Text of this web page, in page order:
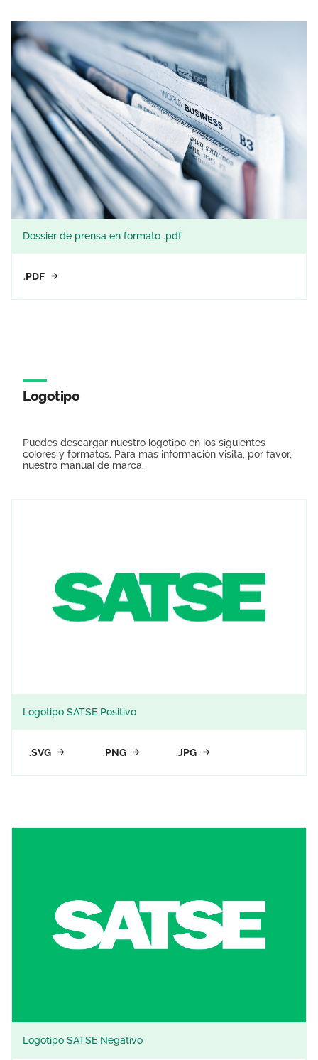
Dossier de prensa en formato .pdf
.PDF
Logotipo
Puedes descargar nuestro logotipo en los siguientes
colores y formatos. Para más información visita, por favor,
nuestro manual de marca.
Logotipo SATSE Positivo
.SVG .PNG .JPG
Logotipo SATSE Negativo